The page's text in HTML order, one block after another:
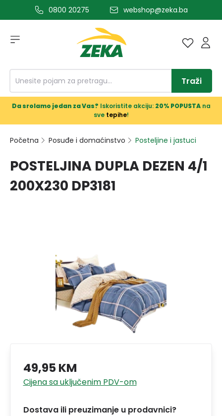
glavni sadržaj0800 20275 webshop@zeka.ba
Traži
Da srolamo jedan za Vas? Iskoristite akciju: 20% POPUSTAna
sve tepihe!
Početna Posuđe i domaćinstvo Posteljine i jastuci
POSTELJINA DUPLA DEZEN 4/1
200X230 DP3181
49,95 KM
Cijena sa uključenim PDV-om
Dostava ili preuzimanje u prodavnici?